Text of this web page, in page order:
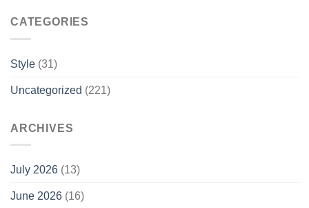
CATEGORIES
Style (31)
Uncategorized (221)
ARCHIVES
July 2026 (13)
June 2026 (16)